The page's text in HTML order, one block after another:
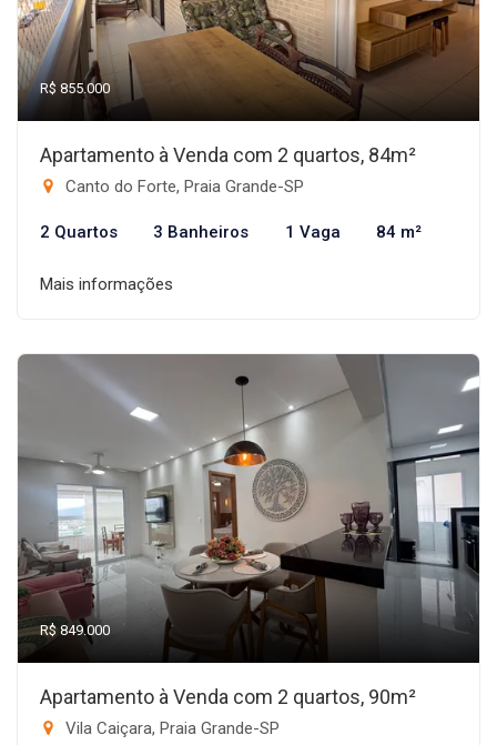
R$ 855.000
Apartamento à Venda com 2 quartos, 84m²
Canto do Forte, Praia Grande-SP
2 Quartos 3 Banheiros 1 Vaga 84 m²
Mais informações
R$ 849.000
Apartamento à Venda com 2 quartos, 90m²
Vila Caiçara, Praia Grande-SP